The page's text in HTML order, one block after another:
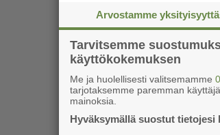
Arvostamme
Tarvitsemme
käyttökokemuksen
Me ja huolellisesti valitsemamme
tarjotaksemme paremman
mainoksia.
Hyväksymällä suostut tietojesi